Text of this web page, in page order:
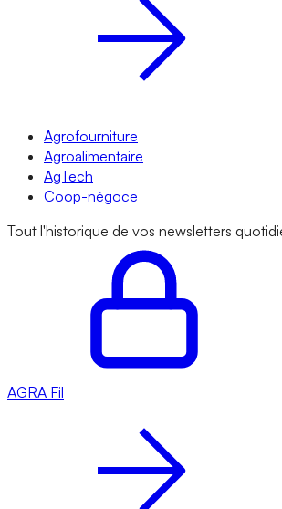
Agrofourniture
Agroalimentaire
AgTech
Coop-négoce
Tout l'historique de vos newsletters
AGRA Fil